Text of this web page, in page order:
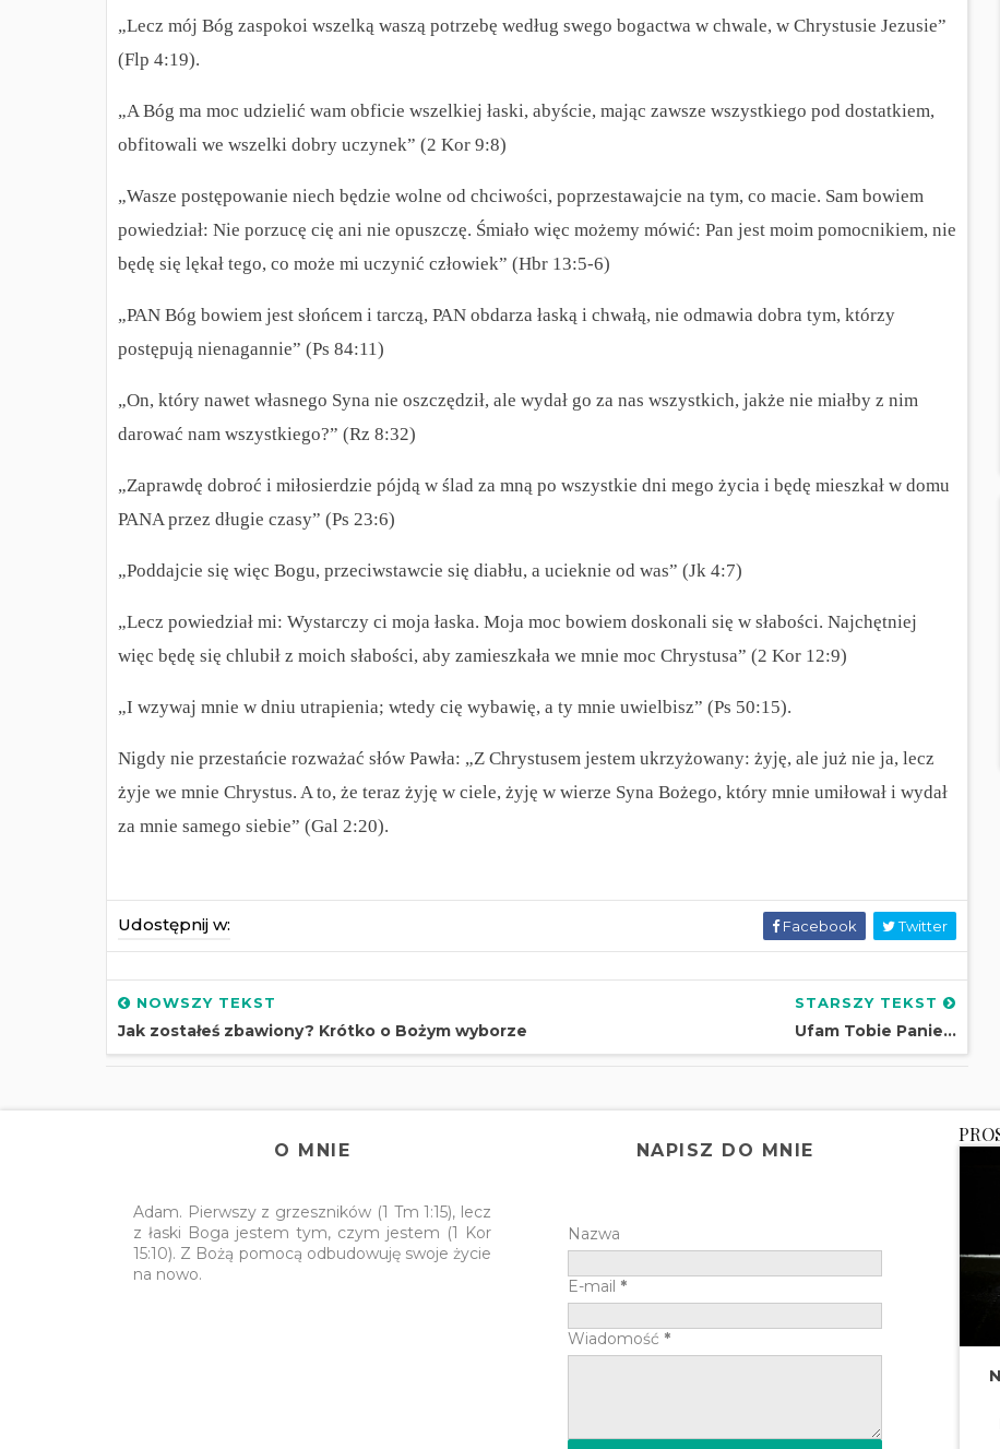
„Lecz mój Bóg zaspokoi wszelką waszą potrzebę według swego bogactwa w chwale, w Chrystusie Jezusie”
(Flp 4:19).
„A Bóg ma moc udzielić wam obficie wszelkiej łaski, abyście, mając zawsze wszystkiego pod dostatkiem,
obfitowali we wszelki dobry uczynek” (2 Kor 9:8)
„Wasze postępowanie niech będzie wolne od chciwości, poprzestawajcie na tym, co macie. Sam bowiem
powiedział: Nie porzucę cię ani nie opuszczę. Śmiało więc możemy mówić: Pan jest moim pomocnikiem, nie
będę się lękał tego, co może mi uczynić człowiek” (Hbr 13:5-6)
„PAN Bóg bowiem jest słońcem i tarczą, PAN obdarza łaską i chwałą, nie odmawia dobra tym, którzy
postępują nienagannie” (Ps 84:11)
„On, który nawet własnego Syna nie oszczędził, ale wydał go za nas wszystkich, jakże nie miałby z nim
darować nam wszystkiego?” (Rz 8:32)
„Zaprawdę dobroć i miłosierdzie pójdą w ślad za mną po wszystkie dni mego życia i będę mieszkał w domu
PANA przez długie czasy” (Ps 23:6)
„Poddajcie się więc Bogu, przeciwstawcie się diabłu, a ucieknie od was” (Jk 4:7)
„Lecz powiedział mi: Wystarczy ci moja łaska. Moja moc bowiem doskonali się w słabości. Najchętniej
więc będę się chlubił z moich słabości, aby zamieszkała we mnie moc Chrystusa” (2 Kor 12:9)
„I wzywaj mnie w dniu utrapienia; wtedy cię wybawię, a ty mnie uwielbisz” (Ps 50:15).
Nigdy nie przestańcie rozważać słów Pawła: „Z Chrystusem jestem ukrzyżowany: żyję, ale już nie ja, lecz
żyje we mnie Chrystus. A to, że teraz żyję w ciele, żyję w wierze Syna Bożego, który mnie umiłował i wydał
za mnie samego siebie” (Gal 2:20).
Udostępnij w: Facebook Twitter
NOWSZY TEKST
Jak zostałeś zbawiony? Krótko o Bożym wyborze
STARSZY TEKST
Ufam Tobie Panie...
O MNIE
Adam. Pierwszy z grzeszników (1 Tm 1:15), lecz
z łaski Boga jestem tym, czym jestem (1 Kor
15:10). Z Bożą pomocą odbudowuję swoje życie
na nowo.
NAPISZ DO MNIE
Nazwa
E-mail *
Wiadomość *